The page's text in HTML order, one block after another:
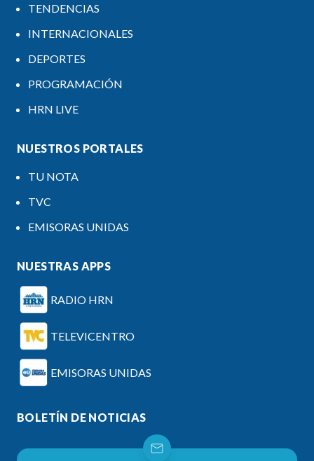
TENDENCIAS
INTERNACIONALES
DEPORTES
PROGRAMACIÓN
HRN LIVE
NUESTROS PORTALES
TU NOTA
TVC
EMISORAS UNIDAS
NUESTRAS APPS
RADIO HRN
TELEVICENTRO
EMISORAS UNIDAS
BOLETÍN DE NOTICIAS